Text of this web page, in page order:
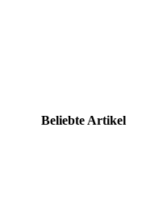
Beliebte Artikel